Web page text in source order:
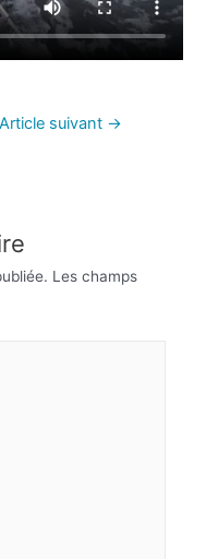
Article suivant →
Les champs